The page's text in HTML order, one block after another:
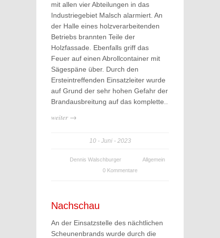
mit allen vier Abteilungen in das
Industriegebiet Malsch alarmiert. An
der Halle eines holzverarbeitenden
Betriebs brannten Teile der
Holzfassade. Ebenfalls griff das
Feuer auf einen Abrollcontainer mit
Sägespäne über. Durch den
Ersteintreffenden Einsatzleiter wurde
auf Grund der sehr hohen Gefahr der
Brandausbreitung auf das komplette..
weiter →
10 Juni 2023
Dennis Walschburger
Allgemein
0 Kommentare
Nachschau
An der Einsatzstelle des nächtlichen
Scheunenbrands wurde durch die